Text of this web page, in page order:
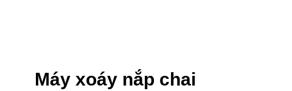
Máy xoáy nắp chai